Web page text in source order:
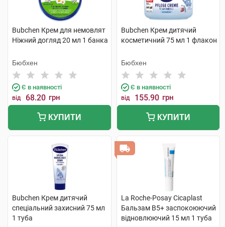
Bubchen Крем для немовлят
Ніжний догляд 20 мл 1 банка
Бюбхен
Є в наявності
від 68.20 грн
КУПИТИ
Bubchen Крем дитячий
косметичний 75 мл 1 флакон
Бюбхен
Є в наявності
від 155.90 грн
КУПИТИ
Bubchen Крем дитячий
спеціальний захисний 75 мл
1 туба
La Roche-Posay Cicaplast
Бальзам B5+ заспокоюючий
відновлюючий 15 мл 1 туба